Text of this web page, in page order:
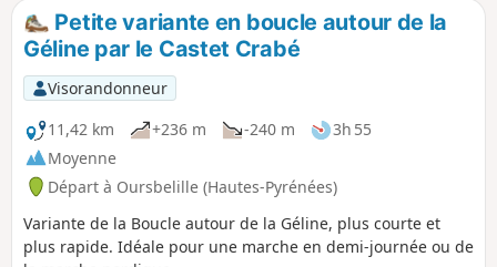
aussi un parcours idéal pour une marche nordique de 3h30
à 3h45.Petite variante en boucle autour de la
Géline par le Castet Crabé
Visorandonneur
11,42 km
+236 m -240 m
3h 55
Moyenne
Départ à Oursbelille (Hautes-Pyrénées)
Variante de la Boucle autour de la Géline, plus courte et
plus rapide. Idéale pour une marche en demi-journée ou de